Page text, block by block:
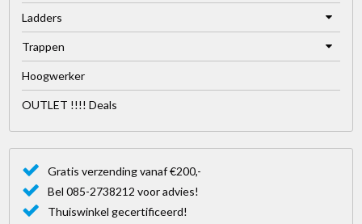
Ladders
Trappen
Hoogwerker
OUTLET !!!! Deals
Gratis verzending vanaf €200,-
Bel 085-2738212 voor advies!
Thuiswinkel gecertificeerd!